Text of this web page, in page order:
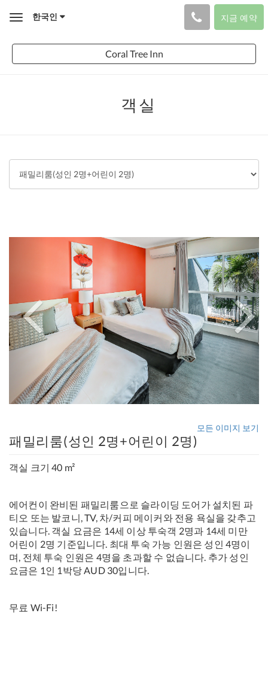
Toggle한국인 지금 예약
Coral Tree Inn
객실
Previous Next
모든 이미지 보기
패밀리룸(성인 2명+어린이 2명)
객실 크기 40 m²
에어컨이 완비된 패밀리룸으로 슬라이딩 도어가 설치된 파
티오 또는 발코니, TV, 차/커피 메이커와 전용 욕실을 갖추고
있습니다. 객실 요금은 14세 이상 투숙객 2명과 14세 미만
어린이 2명 기준입니다. 최대 투숙 가능 인원은 성인 4명이
며, 전체 투숙 인원은 4명을 초과할 수 없습니다. 추가 성인
요금은 1인 1박당 AUD 30입니다.
무료 Wi-Fi!